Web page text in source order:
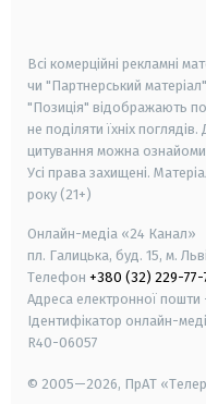
Всі комерційні рекламні
чи "Партнерський
"Позиція" відображають
не поділяти їхніх
цитування можна
Усі права захищені.
року (21+)
Онлайн-медіа «24 Канал»
пл. Галицька, буд. 15, м.
Телефон +380 (32) 229-77-
Адреса електронної пошти
Ідентифікатор онлайн-
R40-06057
© 2005—2026, ПрАТ